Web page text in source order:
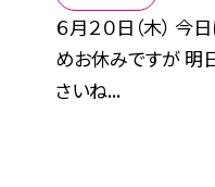
６月２０日（木） 今
めお休みですが 明
さいね...